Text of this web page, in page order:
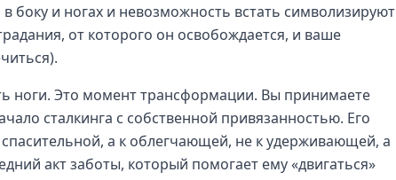
боку и ногах и невозможность встать символизируют
от которого он освобождается, и ваше
ноги. Это момент трансформации. Вы принимаете
сталкинга с собственной привязанностью. Его
а к облегчающей, не к удерживающей, а
акт заботы, который помогает ему «двигаться»